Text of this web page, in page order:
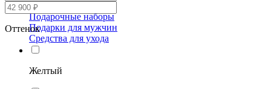
Сертификаты
Подарочные наборы
Подарки для мужчин
Средства для ухода
Оттенок
Желтый